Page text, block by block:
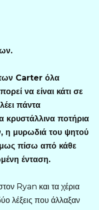
των Carter όλα
να είναι κάτι σε
πάντα
κρυστάλλινα ποτήρια
η μυρωδιά του ψητού
πίσω από κάθε
ένταση.
Ryan και τα χέρια
λέξεις που άλλαξαν